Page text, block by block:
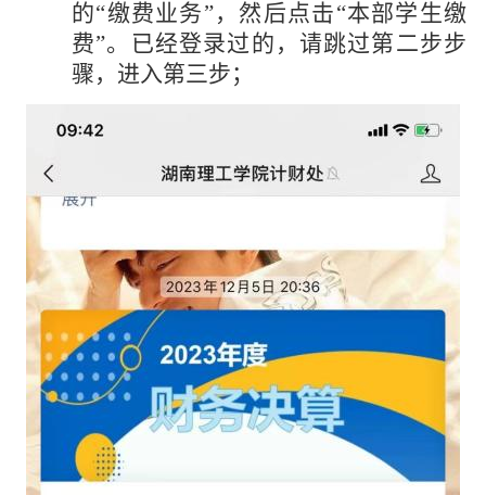
的“缴费业务”，然后点击“本部学生缴
费”。已经登录过的，请跳过第二步步
骤，进入第三步；